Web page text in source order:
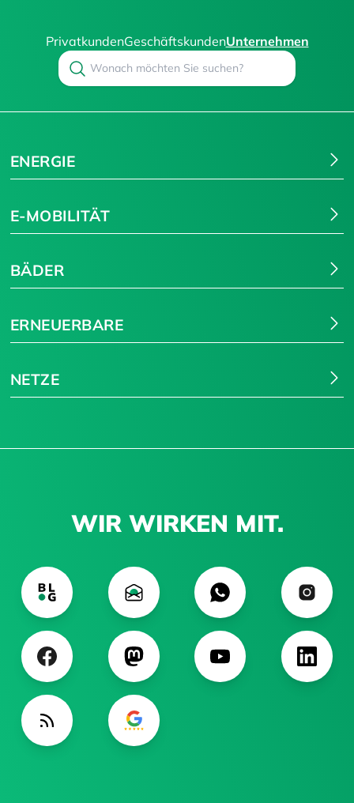
PrivatkundenGeschäftskundenUnternehmen
Search
ENERGIE
E-MOBILITÄT
BÄDER
ERNEUERBARE
NETZE
WIR WIRKEN MIT.